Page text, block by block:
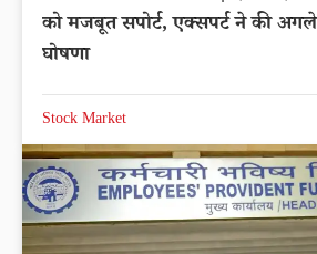
को मजबूत सपोर्ट, एक्सपर्ट ने की अगले
घोषणा
Stock Market